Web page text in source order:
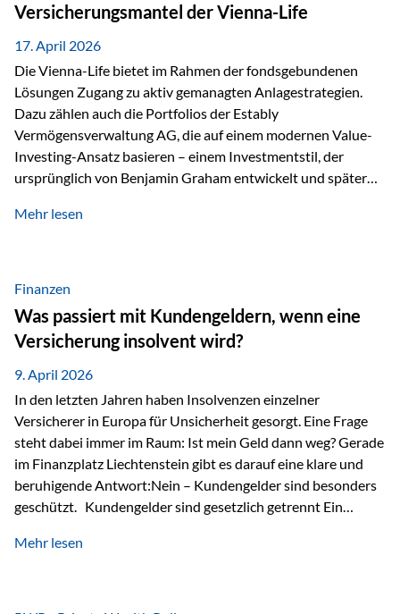
Versicherungsmantel der Vienna-Life
17. April 2026
Die Vienna-Life bietet im Rahmen der fondsgebundenen
Lösungen Zugang zu aktiv gemanagten Anlagestrategien.
Dazu zählen auch die Portfolios der Estably
Vermögensverwaltung AG, die auf einem modernen Value-
Investing-Ansatz basieren – einem Investmentstil, der
ursprünglich von Benjamin Graham entwickelt und später
Modernes Value Investing als Grundlage Der
Fokus stehen Unternehmen, deren Börsenkurs unter ihrem
inneren Wert liegt. Neben klassischen
Bewertungskennzahlen werden auch qualitative Faktoren
wie Geschäftsmodell, Wettbewerbsvorteile und
Managementqualität…
Mehr lesen
Finanzen
Was passiert mit Kundengeldern, wenn eine
Versicherung insolvent wird?
9. April 2026
In den letzten Jahren haben Insolvenzen einzelner
Versicherer in Europa für Unsicherheit gesorgt. Eine Frage
steht dabei immer im Raum: Ist mein Geld dann weg? Gerade
im Finanzplatz Liechtenstein gibt es darauf eine klare und
beruhigende Antwort:Nein – Kundengelder sind besonders
geschützt. Kundengelder sind gesetzlich getrennt Ein
sogenannte Sondermasse. Das bedeutet:Die
Mehr lesen